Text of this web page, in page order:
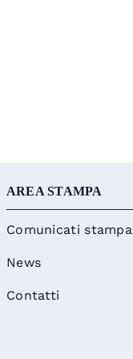
AREA STAMPA
Comunicati stampa
News
Contatti